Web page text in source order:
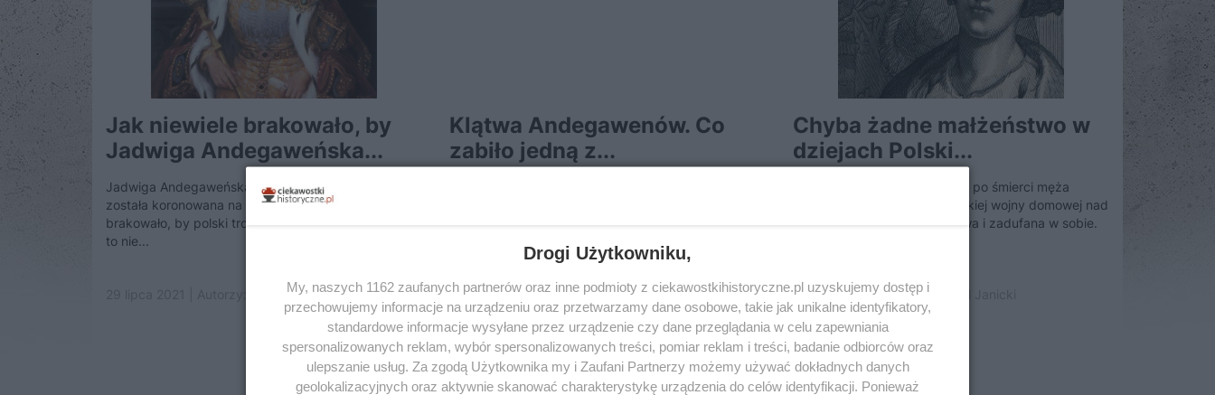
Jak niewiele brakowało, by
Jadwiga Andegaweńska...
Jadwiga Andegaweńska 16 października 1384 roku
została koronowana na króla Polski. Jednak niewiele
brakowało, by polski tron przeszedł jej koło nosa – i
to nie...
Maria Procner
Klątwa Andegawenów. Co
zabiło jedną z...
14 lipca 2018 | Autorzy:Kamil Janicki
Chyba żadne małżeństwo w
dziejach Polski...
Nigdy nie odwiedziła Polski, a po śmierci męża
doprowadziła do niszczycielskiej wojny domowej nad
Wisłą. Nieudolna, roszczeniowa i zadufana w sobie.
7 marca 2018 | Autorzy:
Drogi Użytkowniku,
My, naszych 1162 zaufanych partnerów oraz inne podmioty z ciekawostkihistoryczne.pl uzyskujemy dostęp i
przechowujemy informacje na urządzeniu oraz przetwarzamy dane osobowe, takie jak unikalne identyfikatory,
standardowe informacje wysyłane przez urządzenie czy dane przeglądania w celu zapewniania
spersonalizowanych reklam, wybór spersonalizowanych treści, pomiar reklam i treści, badanie odbiorców oraz
ulepszanie usług. Za zgodą Użytkownika my i Zaufani Partnerzy możemy używać dokładnych danych
geolokalizacyjnych oraz aktywnie skanować charakterystykę urządzenia do celów identyfikacji. Ponieważ